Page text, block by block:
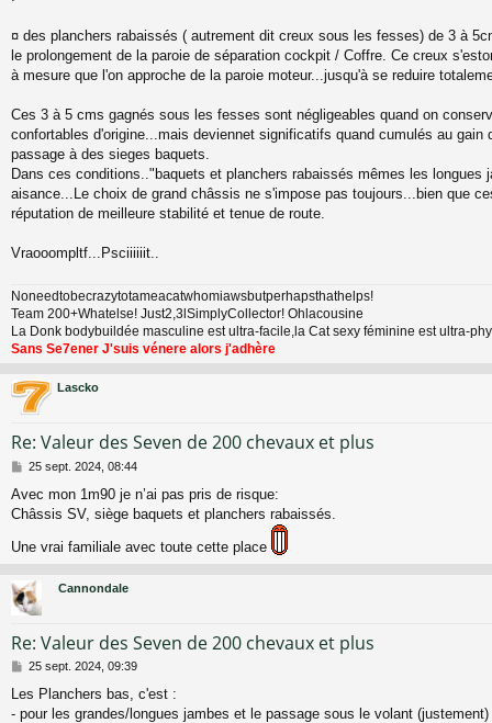
¤ des planchers rabaissés ( autrement dit creux sous les fesses) de 3 à
le prolongement de la paroie de séparation cockpit / Coffre. Ce creux
à mesure que l'on approche de la paroie moteur...jusqu'à se reduire
Ces 3 à 5 cms gagnés sous les fesses sont négligeables quand on
confortables d'origine...mais deviennet significatifs quand cumulés au gain
passage à des sieges baquets.
Dans ces conditions.."baquets et planchers rabaissés mêmes les longues
aisance...Le choix de grand châssis ne s'impose pas toujours...bien que
réputation de meilleure stabilité et tenue de route.
Vraooompltf...Psciiiiiit..
Noneedtobecrazytotameacatwhomiawsbutperhapsthathelps!
Team 200+Whatelse! Just2,3lSimplyCollector! Ohlacousine
La Donk bodybuildée masculine est ultra-facile,la Cat sexy féminine est ultra-
Sans Se7ener J'suis vénere alors j'adhère
Lascko
Re: Valeur des Seven de 200 chevaux et plus
M
s
s
g
25 sept. 2024, 08:44
Avec mon 1m90 je n’ai pas pris de risque:
Châssis SV, siège baquets et planchers rabaissés.
Une vrai familiale avec toute cette place
Cannondale
Re: Valeur des Seven de 200 chevaux et plus
M
s
s
25 sept. 2024, 09:39
Les Planchers bas, c'est :
- pour les grandes/longues jambes et le passage sous le volant (justement)